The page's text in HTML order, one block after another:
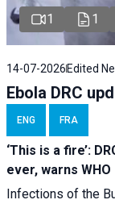
1 1
14-07-2026 Edited
Ebola DRC
ENG FRA
‘This is a fire’:
ever, warns WHO
Infections of the